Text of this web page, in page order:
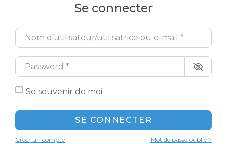
Se connecter
Nom d’utilisateur/utilisatrice ou e-mail*
Password*
Se souvenir de moi
SE CONNECTER
Créer un compte Mot de passe oublié ?